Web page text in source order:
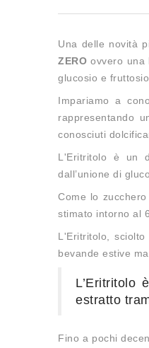
Una delle novità
ZERO ovvero una
glucosio e
Impariamo a
rappresentando
conosciuti
L'Eritritolo è un
dall’unione di
Come lo
stimato intorno al
L'Eritritolo,
bevande estive
estratto
Fino a pochi